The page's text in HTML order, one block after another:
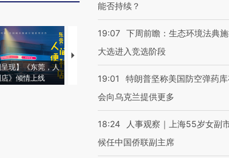
呈现】《东莞，人
》倾情上线
【推广】走进第四届链博
会，让数智科技“链”接产
【特别呈现】寻找
有意思的生活方式
能否持续？
19:07 下周前瞻：生态环境法典
大选进入竞选阶段
19:01
特朗普坚称美国防空弹药
会向乌克兰提供更多
18:24
人事观察｜上海55岁女副
候任中国侨联副主席